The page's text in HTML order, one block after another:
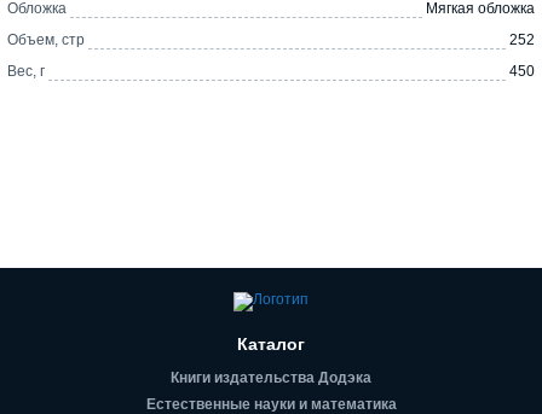
Обложка
Мягкая обложка
Объем, стр
252
Вес, г
450
Каталог
Книги издательства Додэка
Естественные науки и математика